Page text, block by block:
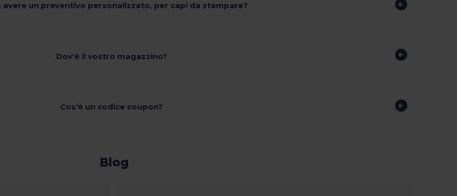
avere un preventivo personalizzato, per capi da stampare?
Dov'è il vostro magazzino?
Cos'è un codice coupon?
Blog